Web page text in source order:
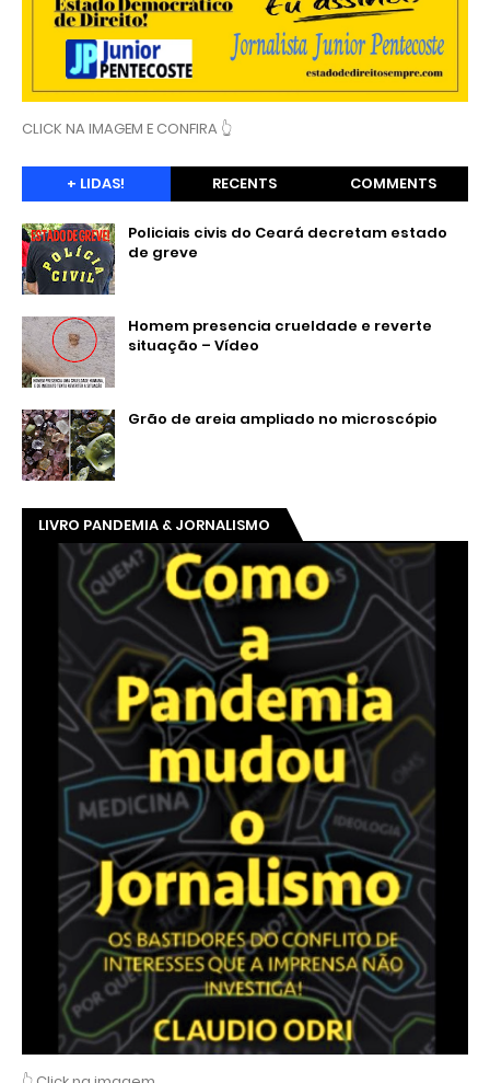
CLICK NA IMAGEM E CONFIRA 👆
+ LIDAS! RECENTS COMMENTS
Policiais civis do Ceará decretam estado
de greve
Homem presencia crueldade e reverte
situação – Vídeo
Grão de areia ampliado no microscópio
LIVRO PANDEMIA & JORNALISMO